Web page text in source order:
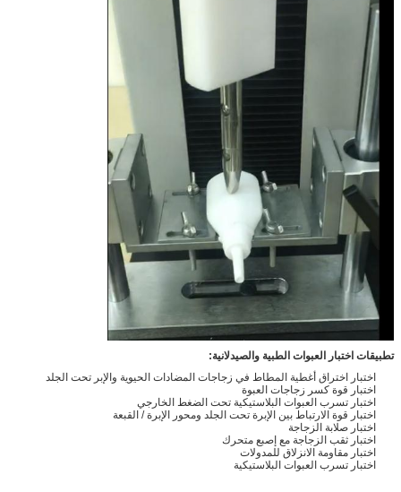
تطبيقات اختبار العبوات الطبية والصيدلانية:
اختبار اختراق أغطية المطاط في زجاجات المضادات الحيوية والإبر تحت الجلد
اختبار قوة كسر زجاجات العبوة
اختبار تسرب العبوات البلاستيكية تحت الضغط الخارجي
اختبار قوة الارتباط بين الإبرة تحت الجلد ومحور الإبرة / القبعة
اختبار صلابة الزجاجة
اختبار ثقب الزجاجة مع إصبع متحرك
اختبار مقاومة الانزلاق للمدولات
اختبار تسرب العبوات البلاستيكية